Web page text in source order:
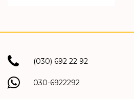
(030) 692 22 92
030-6922292